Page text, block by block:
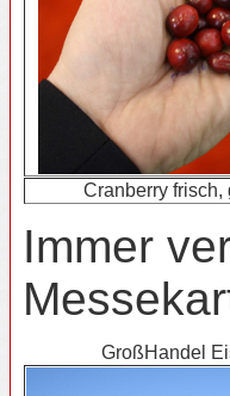
Cranberry frisch,
Immer
GroßHandel